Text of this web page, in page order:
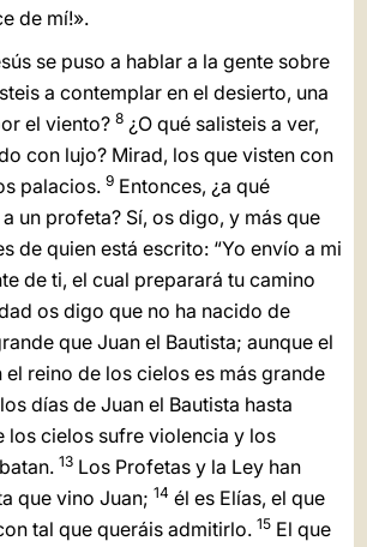
de mí!».
se puso a hablar a la gente sobre
a contemplar en el desierto, una
el viento? 8¿O qué salisteis a ver,
con lujo? Mirad, los que visten con
palacios. 9Entonces, ¿a qué
un profeta? Sí, os digo, y más que
de quien está escrito: “Yo envío a mi
de ti, el cual preparará tu camino
os digo que no ha nacido de
que Juan el Bautista; aunque el
el reino de los cielos es más grande
días de Juan el Bautista hasta
los cielos sufre violencia y los
13Los Profetas y la Ley han
que vino Juan; 14 él es Elías, el que
tal que queráis admitirlo. 15El que